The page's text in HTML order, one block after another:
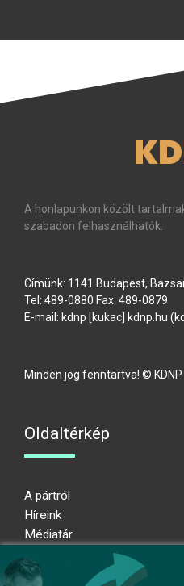
A honlapunkon közölt
szabadon felhasználhatók.
Címünk: 1141 Budapest,
Tel: 489-0880 Fax: 489-0879
E-mail: kdnp [kukac] kdnp hu
Minden jog fenntartva! © KDNP
Oldaltérkép
A pártról
Híreink
Médiatár
Adatkezelési nyilatkozat